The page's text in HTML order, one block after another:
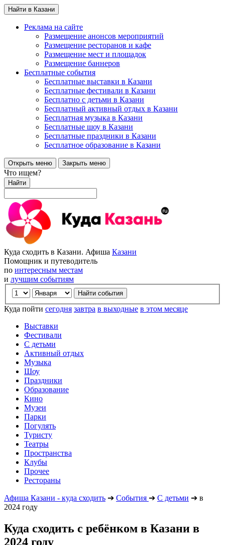
Найти в Казани
Реклама на сайте
Размещение анонсов мероприятий
Размещение ресторанов и кафе
Размещение мест и площадок
Размещение баннеров
Бесплатные события
Бесплатные выставки в Казани
Бесплатные фестивали в Казани
Бесплатно с детьми в Казани
Бесплатный активный отдых в Казани
Бесплатная музыка в Казани
Бесплатные шоу в Казани
Бесплатные праздники в Казани
Бесплатное образование в Казани
Открыть меню Закрыть меню
Что ищем?
Найти
Куда сходить в Казани. Афиша Казани
Помощник и путеводитель
по интересным местам
и лучшим событиям
Куда пойти сегодня завтра в выходные в этом месяце
Выставки
Фестивали
С детьми
Активный отдых
Музыка
Шоу
Праздники
Образование
Кино
Музеи
Парки
Погулять
Туристу
Театры
Пространства
Клубы
Прочее
Рестораны
Афиша Казани - куда сходить ➔ События ➔ С детьми ➔ в
2024 году
Куда сходить с ребёнком в Казани в
2024 году